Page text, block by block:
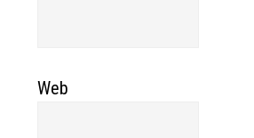
Web